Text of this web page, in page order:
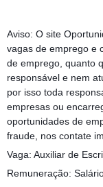
Aviso: O site
vagas de emprego e
de emprego, quanto
responsável e nem
por isso toda
empresas ou
oportunidades de
fraude, nos contate
Vaga: Auxiliar de
Remuneração: